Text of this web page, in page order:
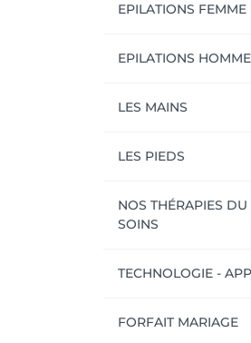
EPILATIONS FEMME
EPILATIONS HOMME
LES MAINS
LES PIEDS
NOS THÉRAPIES
SOINS
TECHNOLOGIE -
FORFAIT MARIAGE